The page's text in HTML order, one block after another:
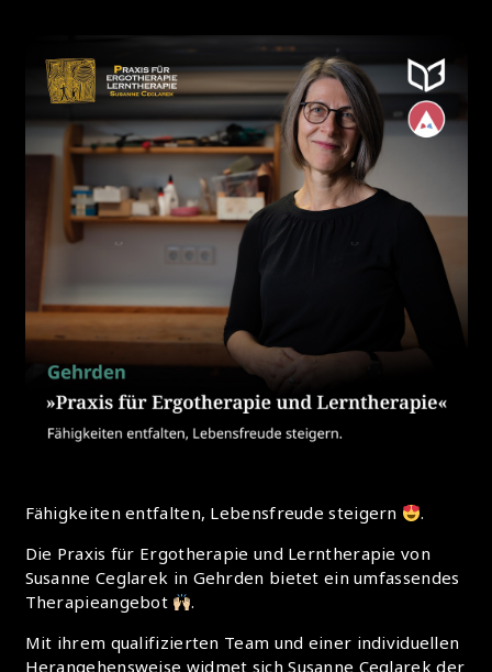
Fähigkeiten entfalten, Lebensfreude steigern
.
Die Praxis für Ergotherapie und Lerntherapie von
Susanne Ceglarek in Gehrden bietet ein umfassendes
Therapieangebot
.
Mit ihrem qualifizierten Team und einer individuellen
Herangehensweise widmet sich Susanne Ceglarek der